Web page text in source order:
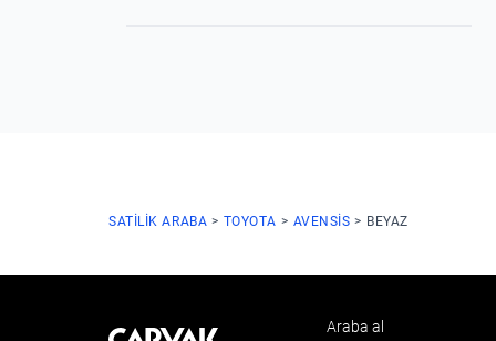
SATILIK ARABA TOYOTA AVENSIS BEYAZ
Kavak Araba al